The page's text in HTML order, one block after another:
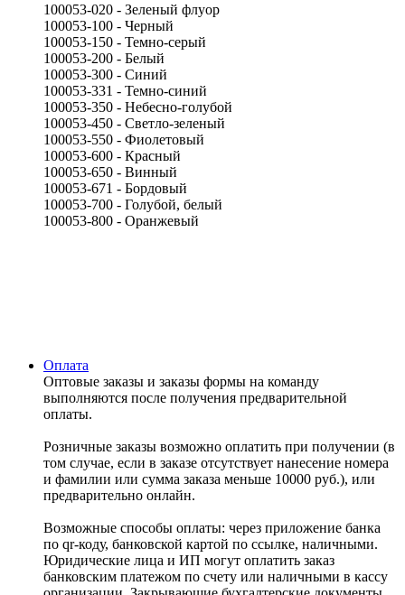
100053-020 - Зеленый флуор
100053-100 - Черный
100053-150 - Темно-серый
100053-200 - Белый
100053-300 - Синий
100053-331 - Темно-синий
100053-350 - Небесно-голубой
100053-450 - Светло-зеленый
100053-550 - Фиолетовый
100053-600 - Красный
100053-650 - Винный
100053-671 - Бордовый
100053-700 - Голубой, белый
100053-800 - Оранжевый
Оплата
Оптовые заказы и заказы формы на команду
выполняются после получения предварительной
оплаты.
Розничные заказы возможно оплатить при получении (в
том случае, если в заказе отсутствует нанесение номера
и фамилии или сумма заказа меньше 10000 руб.), или
предварительно онлайн.
Возможные способы оплаты: через приложение банка
по qr-коду, банковской картой по ссылке, наличными.
Юридические лица и ИП могут оплатить заказ
банковским платежом по счету или наличными в кассу